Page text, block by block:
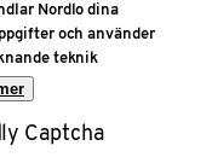
Nordlo dina
och använder
teknik
Captcha